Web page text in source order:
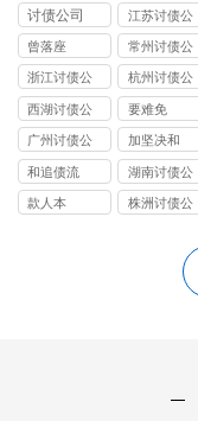
讨债公司
讨债公司
讨债公司
江苏讨债公
司
曾落座
常州讨债公
司
浙江讨债公
司
杭州讨债公
司
西湖讨债公
司
要难免
广州讨债公
司
加坚决和
和追债流
湖南讨债公
司
款人本
株洲讨债公